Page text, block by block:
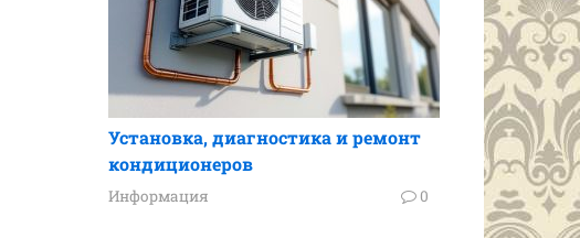
Установка, диагностика и ремонт
кондиционеров
Информация 0